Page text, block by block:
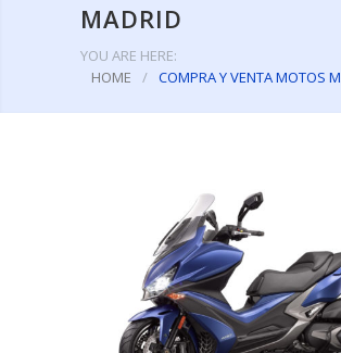
MADRID
YOU ARE HERE:
HOME
/ COMPRA Y VENTA MOTOS